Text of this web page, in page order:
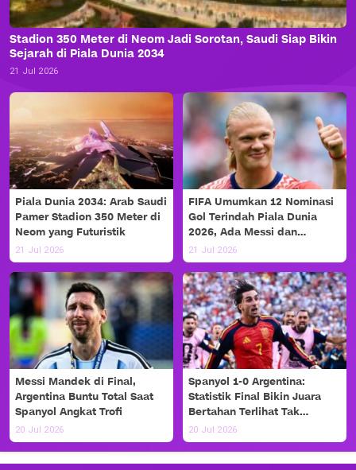
Stadion 350 Meter di Neom Jadi Sorotan, Saudi Siap Bikin
Sejarah di Piala Dunia 2034
21 Jul 2026
Piala Dunia 2034: Arab Saudi
Pamer Stadion 350 Meter di
Neom yang Futuristik
21 Jul 2026
FIFA Umumkan 12 Nominasi
Gol Terindah Piala Dunia
2026, Ada Messi dan
Haaland!
21 Jul 2026
Messi Mandek di Final,
Argentina Buntu Total Saat
Spanyol Angkat Trofi
20 Jul 2026
Spanyol 1-0 Argentina:
Statistik Final Bikin Juara
Bertahan Terlihat Tak
Berdaya
20 Jul 2026